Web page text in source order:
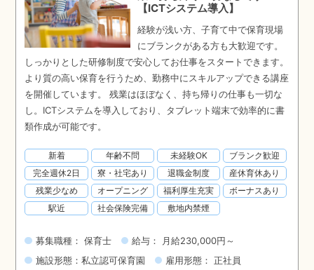
【ICTシステム導入】
経験が浅い方、子育て中で保育現場
にブランクがある方も大歓迎です。
しっかりとした研修制度で安心してお仕事をスタートできます。
より質の高い保育を行うため、勤務中にスキルアップできる講座
を開催しています。 残業はほぼなく、持ち帰りの仕事も一切な
し。ICTシステムを導入しており、タブレット端末で効率的に書
類作成が可能です。
新着 年齢不問 未経験OK
ブランク歓迎
完全週休2日
寮・社宅あり 退職金制度
産休育休あり
残業少なめ
オープニング 福利厚生充実
ボーナスあり
駅近
社会保険完備 敷地内禁煙
募集職種： 保育士
給与： 月給230,000円～
施設形態：私立認可保育園
雇用形態： 正社員